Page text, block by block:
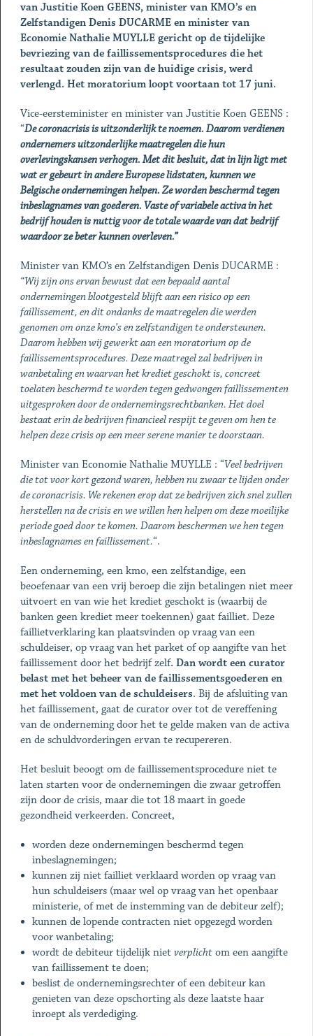
van Justitie Koen GEENS, minister van KMO’s en
Zelfstandigen Denis DUCARME en minister van
Economie Nathalie MUYLLE gericht op de tijdelijke
bevriezing van de faillissementsprocedures die het
resultaat zouden zijn van de huidige crisis, werd
verlengd. Het moratorium loopt voortaan tot 17 juni.
Vice-eersteminister en minister van Justitie Koen GEENS :
“De coronacrisis is uitzonderlijk te noemen. Daarom verdienen
ondernemers uitzonderlijke maatregelen die hun
overlevingskansen verhogen. Met dit besluit, dat in lijn ligt met
wat er gebeurt in andere Europese lidstaten, kunnen we
Belgische ondernemingen helpen. Ze worden beschermd tegen
inbeslagnames van goederen. Vaste of variabele activa in het
bedrijf houden is nuttig voor de totale waarde van dat bedrijf
waardoor ze beter kunnen overleven.”
Minister van KMO’s en Zelfstandigen Denis DUCARME :
“Wij zijn ons ervan bewust dat een bepaald aantal
ondernemingen blootgesteld blijft aan een risico op een
faillissement, en dit ondanks de maatregelen die werden
genomen om onze kmo’s en zelfstandigen te ondersteunen.
Daarom hebben wij gewerkt aan een moratorium op de
faillissementsprocedures. Deze maatregel zal bedrijven in
wanbetaling en waarvan het krediet geschokt is, concreet
toelaten beschermd te worden tegen gedwongen faillissementen
uitgesproken door de ondernemingsrechtbanken. Het doel
bestaat erin de bedrijven financieel respijt te geven om hen te
helpen deze crisis op een meer serene manier te doorstaan.
Minister van Economie Nathalie MUYLLE : “Veel bedrijven
die tot voor kort gezond waren, hebben nu zwaar te lijden onder
de coronacrisis. We rekenen erop dat ze bedrijven zich snel zullen
herstellen na de crisis en we willen hen helpen om deze moeilijke
periode goed door te komen. Daarom beschermen we hen tegen
inbeslagnames en faillissement.“.
Een onderneming, een kmo, een zelfstandige, een
beoefenaar van een vrij beroep die zijn betalingen niet meer
uitvoert en van wie het krediet geschokt is (waarbij de
banken geen krediet meer toekennen) gaat failliet. Deze
faillietverklaring kan plaatsvinden op vraag van een
schuldeiser, op vraag van het parket of op aangifte van het
faillissement door het bedrijf zelf. Dan wordt een curator
belast met het beheer van de faillissementsgoederen en
met het voldoen van de schuldeisers. Bij de afsluiting van
het faillissement, gaat de curator over tot de vereffening
van de onderneming door het te gelde maken van de activa
en de schuldvorderingen ervan te recupereren.
Het besluit beoogt om de faillissementsprocedure niet te
laten starten voor de ondernemingen die zwaar getroffen
zijn door de crisis, maar die tot 18 maart in goede
gezondheid verkeerden. Concreet,
worden deze ondernemingen beschermd tegen
inbeslagnemingen;
kunnen zij niet failliet verklaard worden op vraag van
hun schuldeisers (maar wel op vraag van het openbaar
ministerie, of met de instemming van de debiteur zelf);
kunnen de lopende contracten niet opgezegd worden
voor wanbetaling;
wordt de debiteur tijdelijk nietverplicht om een aangifte
van faillissement te doen;
beslist de ondernemingsrechter of een debiteur kan
genieten van deze opschorting als deze laatste haar
inroept als verdediging.